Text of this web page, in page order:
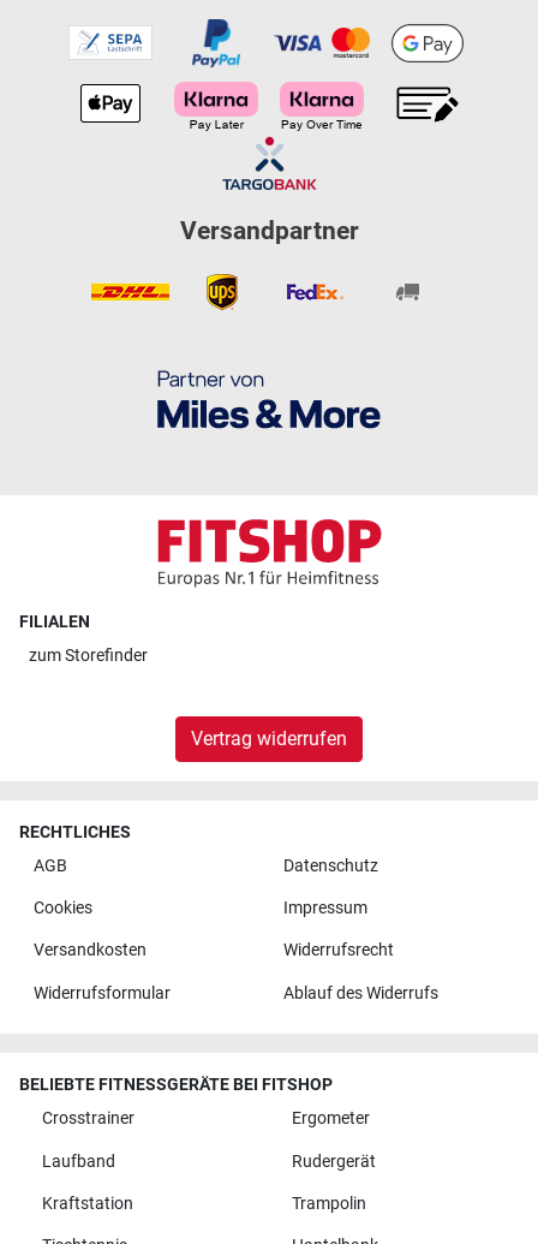
Versandpartner
FILIALEN
zumStorefinder
Vertrag widerrufen
RECHTLICHES
AGB
Datenschutz
Cookies Impressum
Versandkosten Widerrufsrecht
Widerrufsformular Ablauf des Widerrufs
BELIEBTE FITNESSGERÄTE BEI FITSHOP
Crosstrainer
Ergometer
Laufband Rudergerät
Kraftstation Trampolin